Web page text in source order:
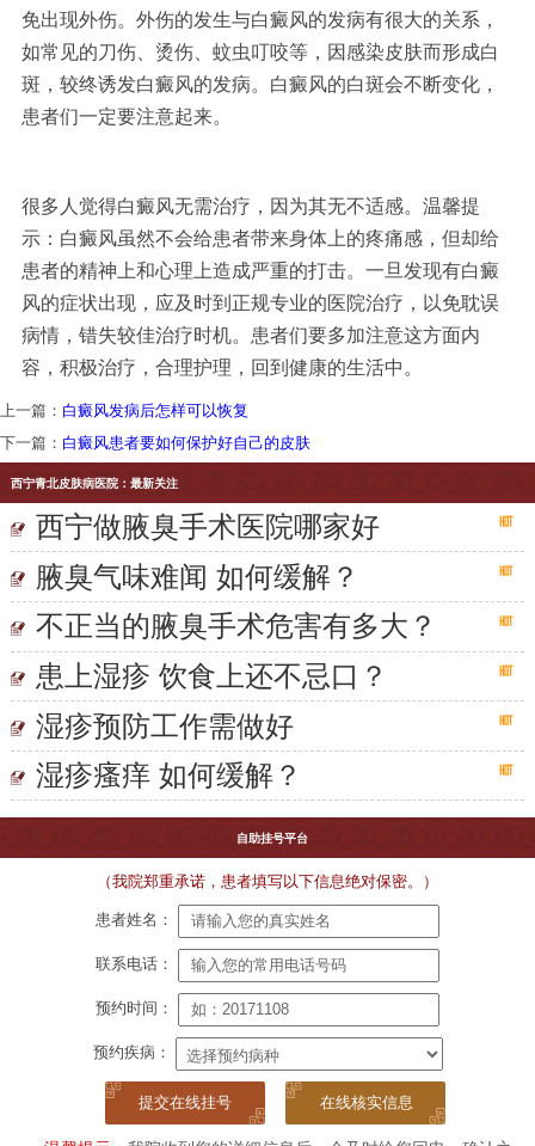
免出现外伤。外伤的发生与白癜风的发病有很大的关系，
如常见的刀伤、烫伤、蚊虫叮咬等，因感染皮肤而形成白
斑，较终诱发白癜风的发病。白癜风的白斑会不断变化，
患者们一定要注意起来。
很多人觉得白癜风无需治疗，因为其无不适感。温馨提
示：白癜风虽然不会给患者带来身体上的疼痛感，但却给
患者的精神上和心理上造成严重的打击。一旦发现有白癜
风的症状出现，应及时到正规专业的医院治疗，以免耽误
病情，错失较佳治疗时机。患者们要多加注意这方面内
容，积极治疗，合理护理，回到健康的生活中。
上一篇： 白癜风发病后怎样可以恢复
下一篇： 白癜风患者要如何保护好自己的皮肤
西宁青北皮肤病医院：最新关注
西宁做腋臭手术医院哪家好
腋臭气味难闻 如何缓解？
不正当的腋臭手术危害有多大？
患上湿疹 饮食上还不忌口？
湿疹预防工作需做好
湿疹瘙痒 如何缓解？
自助挂号平台
（我院郑重承诺，患者填写以下信息绝对保密。）
患者姓名：
联系电话：
预约时间：
预约疾病：
在线核实信息